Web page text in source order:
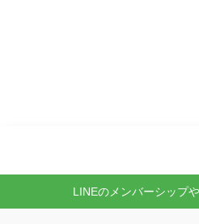
LINEのメンバーシップ